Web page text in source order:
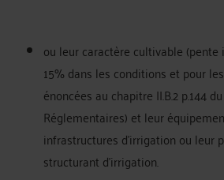
ou leur caractère cultivable
15% dans les conditions et pour
énoncées au chapitre II.B.2 p.144
Réglementaires) et leur
infrastructures d’irrigation ou leur
structurant d’irrigation.